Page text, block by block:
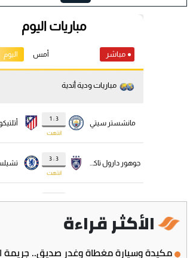
الأكثر قراءة
مكيدة وسيارة مغطاة وغدر صديق.. جريمة